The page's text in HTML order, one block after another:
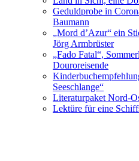
Geduldprobe in
Baumann
„Mord d’Azur“ ein
Jörg Armbrüster
„Fado Fatal“,
Douroreisende
Seeschlange“
Literaturpaket Nord-
Lektüre für eine